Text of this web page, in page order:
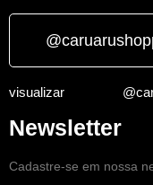
visualizar
Newsletter
Cadastre-se em nossa